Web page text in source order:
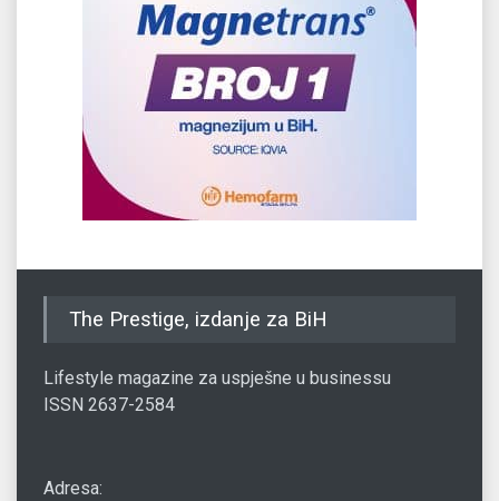
The Prestige, izdanje za BiH
Lifestyle magazine za uspješne u businessu
ISSN 2637-2584
Adresa: